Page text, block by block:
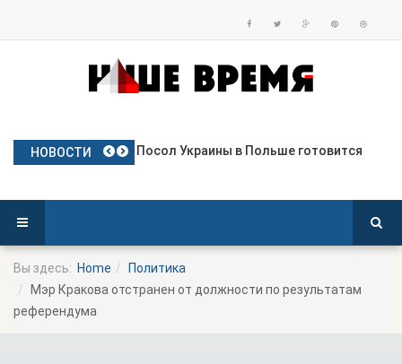
НОВОСТИ Польские яблоки готовятся к дебю
Посол Украины в Польше готовится
Польша опережает Германию по тем
Польша депортирует колумбийца, о
Премьер-министр Польши назначил
Вы здесь: Home
Политика
Мэр Кракова отстранен от должности по результатам
референдума